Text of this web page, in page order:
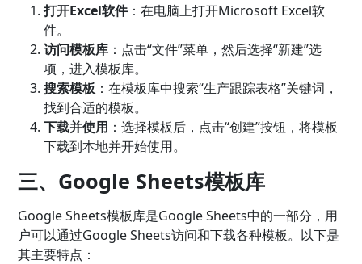
打开Excel软件：在电脑上打开Microsoft Excel软
件。
访问模板库 ：点击“文件”菜单，然后选择“新建”选
项，进入模板库。
搜索模板 ：在模板库中搜索“生产跟踪表格”关键词，
找到合适的模板。
下载并使用 ：选择模板后，点击“创建”按钮，将模板
下载到本地并开始使用。
三、Google Sheets模板库
Google Sheets模板库是Google Sheets中的一部分，用
户可以通过Google Sheets访问和下载各种模板。以下是
其主要特点：